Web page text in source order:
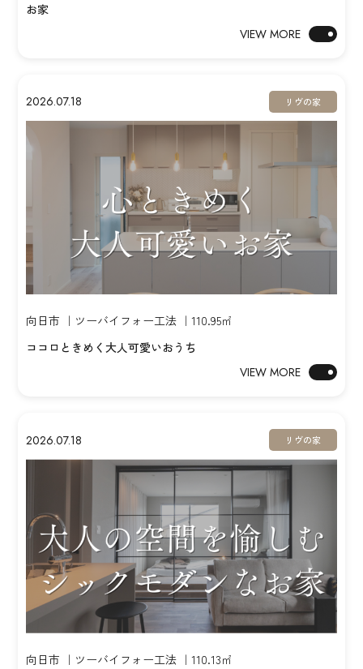
お家
VIEW MORE
2026.07.18 リヴの家
向日市 ｜ツーバイフォー工法 ｜110.95㎡
ココロときめく大人可愛いおうち
VIEW MORE
2026.07.18 リヴの家
向日市 ｜ツーバイフォー工法 ｜110.13㎡